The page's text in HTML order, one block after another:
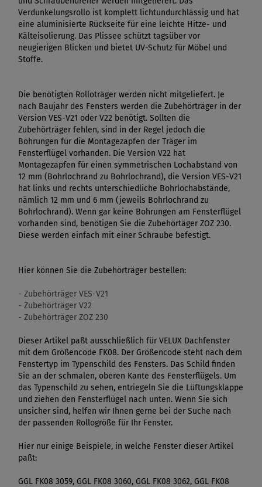
Verdunkelungsrollo ist komplett lichtundurchlässig und hat
eine aluminisierte Rückseite für eine leichte Hitze- und
Kälteisolierung. Das Plissee schützt tagsüber vor
neugierigen Blicken und bietet UV-Schutz für Möbel und
Stoffe.
Die benötigten Rolloträger werden nicht mitgeliefert. Je
nach Baujahr des Fensters werden die Zubehörträger in der
Version VES-V21 oder V22 benötigt. Sollten die
Zubehörträger fehlen, sind in der Regel jedoch die
Bohrungen für die Montagezapfen der Träger im
Fensterflügel vorhanden. Die Version V22 hat
Montagezapfen für einen symmetrischen Lochabstand von
12 mm (Bohrlochrand zu Bohrlochrand), die Version VES-V21
hat links und rechts unterschiedliche Bohrlochabstände,
nämlich 12 mm und 6 mm (jeweils Bohrlochrand zu
Bohrlochrand). Wenn gar keine Bohrungen am Fensterflügel
vorhanden sind, benötigen Sie die Zubehörtäger ZOZ 230.
Diese werden einfach mit einer Schraube befestigt.
Hier können Sie die Zubehörträger bestellen:
- Zubehörträger VES-V21
- Zubehörträger V22
- Zubehörträger ZOZ 230
Dieser Artikel paßt ausschließlich für VELUX Dachfenster
mit dem Größencode FK08. Der Größencode steht nach dem
Fenstertyp im Typenschild des Fensters. Das Schild finden
Sie an der schmalen, oberen Kante des Fensterflügels. Um
das Typenschild zu sehen, entriegeln Sie die Lüftungsklappe
und ziehen den Fensterflügel nach unten. Wenn Sie sich
unsicher sind, helfen wir Ihnen gerne bei der Suche nach
der passenden Rollogröße für Ihr Fenster.
Hier nur einige Beispiele, in welche Fenster dieser Artikel
paßt:
GGL FK08 3059, GGL FK08 3060, GGL FK08 3062, GGL FK08